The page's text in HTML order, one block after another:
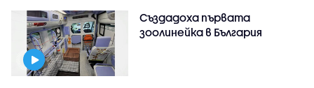
Създадоха първата
зоолинейка в България